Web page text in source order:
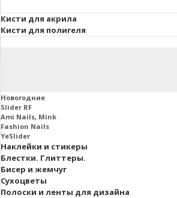
Кисти для акрила
Кисти для полигеля
Новогодние
Slider RF
Ami Nails, Mink
Fashion Nails
YeSlider
Наклейки и стикеры
Блестки. Глиттеры.
Бисер и жемчуг
Сухоцветы
Полоски и ленты для дизайна